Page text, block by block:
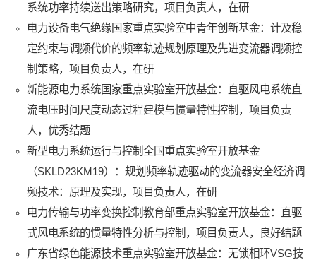
系统功率持续送出策略研究，项目负责人，在研
电力设备电气绝缘国家重点实验室中青年创新基金：计及稳
定约束与调频代价的频率轨迹规划原理及先进变流器调频控
制策略，项目负责人，在研
新能源电力系统国家重点实验室开放基金：直驱风电系统直
流电压时间尺度动态过程建模与惯量特性控制，项目负责
人，优秀结题
新型电力系统运行与控制全国重点实验室开放基金
（SKLD23KM19）：规划频率轨迹驱动的变流器安全经济调
频技术：原理及实现，项目负责人，在研
电力传输与功率变换控制教育部重点实验室开放基金：直驱
式风电系统的惯量特性分析与控制，项目负责人，良好结题
广东省绿色能源技术重点实验室开放基金：无锁相环VSG技